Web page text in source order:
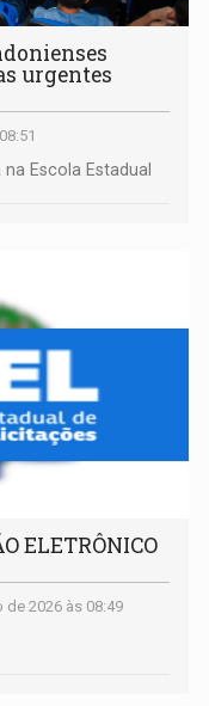
urgentes
Escola Estadual
ELETRÔNICO
de 2026 às 08:49